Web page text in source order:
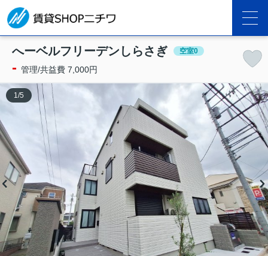
へーベルフリーデンしらさぎ 空室0
- 管理/共益費 7,000円
1 /5